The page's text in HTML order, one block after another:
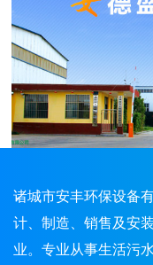
诸城市安丰环保设备
计、制造、销售及安
业。专业从事生活污